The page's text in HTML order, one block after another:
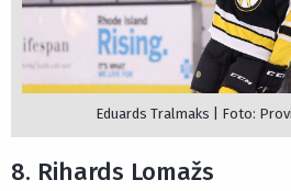
Eduards Tralmaks | Foto:
8. Rihards Lomažs